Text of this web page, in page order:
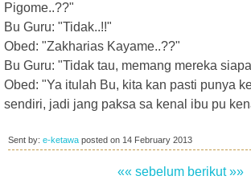
Pigome..??"
Bu Guru: "Tidak..!!"
Obed: "Zakharias Kayame..??"
Bu Guru: "Tidak tau, memang mereka
Obed: "Ya itulah Bu, kita kan pasti punya
sendiri, jadi jang paksa sa kenal ibu pu
Sent by: e-ketawa posted on 14 February 2013
«« sebelum berikut »»